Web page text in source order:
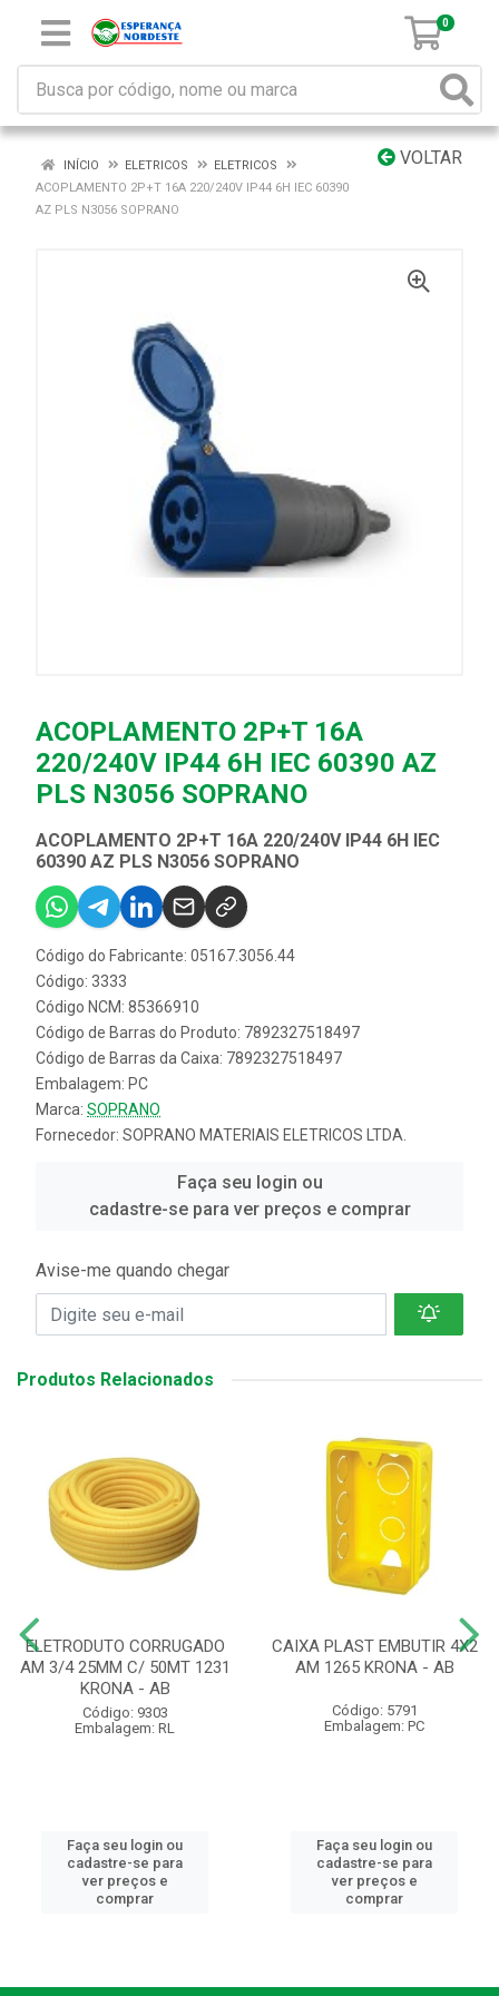
0
VOLTAR
INÍCIO ELETRICOS
ELETRICOS
ACOPLAMENTO 2P+T 16A 220/240V IP44 6H IEC 60390
AZ PLS N3056 SOPRANO
ACOPLAMENTO 2P+T 16A
220/240V IP44 6H IEC 60390 AZ
PLS N3056 SOPRANO
ACOPLAMENTO 2P+T 16A 220/240V IP44 6H IEC
60390 AZ PLS N3056 SOPRANO
Código do Fabricante: 05167.3056.44
Código: 3333
Código NCM: 85366910
Código de Barras do Produto: 7892327518497
Código de Barras da Caixa: 7892327518497
Embalagem: PC
Marca: SOPRANO
Fornecedor: SOPRANO MATERIAIS ELETRICOS LTDA.
Faça seu login ou
cadastre-se para ver preços e comprar
Avise-me quando chegar
Produtos Relacionados
ELETRODUTO CORRUGADO
AM 3/4 25MM C/ 50MT 1231
KRONA - AB
Código: 9303
Embalagem: RL
Faça seu login ou
cadastre-se para
ver preços e
comprar
CAIXA PLAST EMBUTIR 4X2
AM 1265 KRONA - AB
Código: 5791
Embalagem: PC
Faça seu login ou
cadastre-se para
ver preços e
comprar